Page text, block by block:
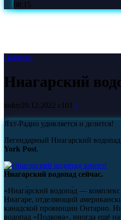
08:15
Новости
Ниагарский
today29.12.2022 101
Яхт-Радио удивляется и делится!
Легендарный Ниагарский
York Post.
Ниагарский водопад сейчас.
«Ниага́рский водопа́д — комплекс
Ниагаре, отделяющий
канадской провинции Онтарио.
водопад «Подкова», иногда ещё